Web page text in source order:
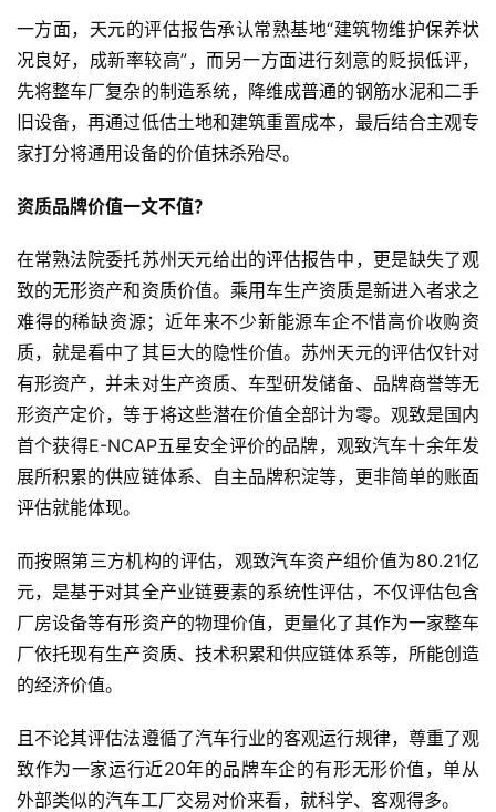
一方面，天元的评估报告承认常熟基地“建筑物维护保养状
况良好，成新率较高”，而另一方面进行刻意的贬损低评，
先将整车厂复杂的制造系统，降维成普通的钢筋水泥和二手
旧设备，再通过低估土地和建筑重置成本，最后结合主观专
家打分将通用设备的价值抹杀殆尽。
资质品牌价值一文不值？
在常熟法院委托苏州天元给出的评估报告中，更是缺失了观
致的无形资产和资质价值。乘用车生产资质是新进入者求之
难得的稀缺资源；近年来不少新能源车企不惜高价收购资
质，就是看中了其巨大的隐性价值。苏州天元的评估仅针对
有形资产，并未对生产资质、车型研发储备、品牌商誉等无
形资产定价，等于将这些潜在价值全部计为零。观致是国内
首个获得E-NCAP五星安全评价的品牌，观致汽车十余年发
展所积累的供应链体系、自主品牌积淀等，更非简单的账面
评估就能体现。
而按照第三方机构的评估，观致汽车资产组价值为80.21亿
元，是基于对其全产业链要素的系统性评估，不仅评估包含
厂房设备等有形资产的物理价值，更量化了其作为一家整车
厂依托现有生产资质、技术积累和供应链体系等，所能创造
的经济价值。
且不论其评估法遵循了汽车行业的客观运行规律，尊重了观
致作为一家运行近20年的品牌车企的有形无形价值，单从
外部类似的汽车工厂交易对价来看，就科学、客观得多。